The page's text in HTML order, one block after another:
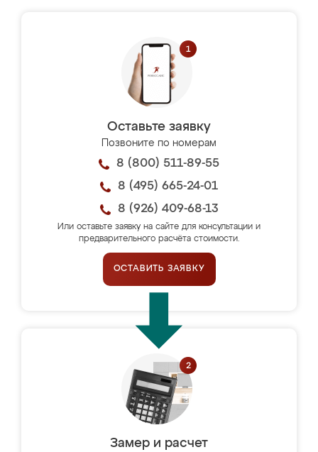
Оставьте заявку
Позвоните по номерам
8 (800) 511-89-55
8 (495) 665-24-01
8 (926) 409-68-13
Или оставьте заявку на сайте для консультации и
предварительного расчёта стоимости.
ОСТАВИТЬ ЗАЯВКУ
Замер и расчет